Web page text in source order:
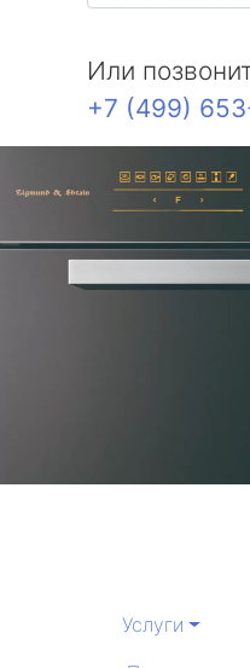
Или
+7 (499)
Услуги